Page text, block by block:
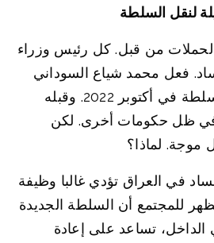
لنقل السلطة
من قبل. كل رئيس وزراء
فعل محمد شياع السوداني
ذلك بعد وصوله إلى السلطة في أكتوبر 2022. وقبله
ظل حكومات أخرى. لكن
موجة. لماذا؟
في العراق تؤدي غالبا وظيفة
للمجتمع أن السلطة الجديدة
تساعد على إعادة